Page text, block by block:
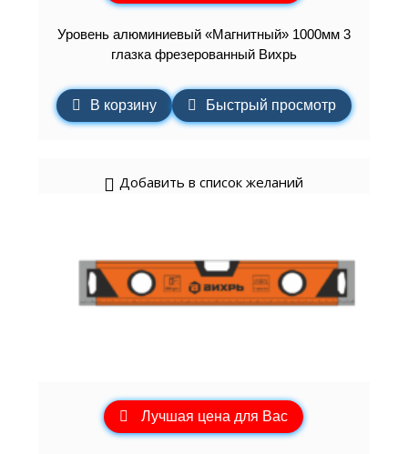
Уровень алюминиевый «Магнитный» 1000мм 3
глазка фрезерованный Вихрь
В корзину Быстрый просмотр
Добавить в список желаний
Лучшая цена для Вас